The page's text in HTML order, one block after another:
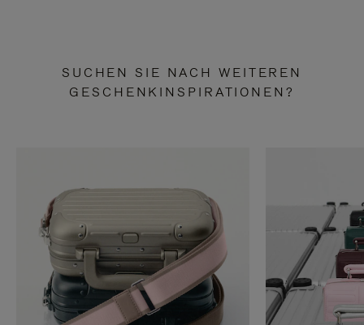
SUCHEN SIE NACH WEITEREN
GESCHENKINSPIRATIONEN?